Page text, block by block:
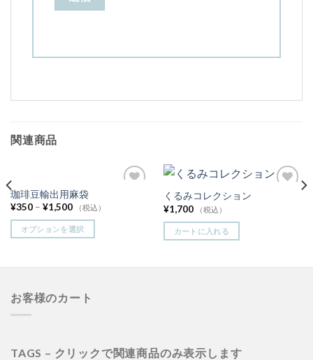
関連商品
珈琲豆輸出用麻袋
¥350– ¥1,500 （税込）
オプションを選択
くるみコレクション
¥1,700 （税込）
カートに入れる
お客様のカート
TAGS – クリックで関連商品のみ表示します